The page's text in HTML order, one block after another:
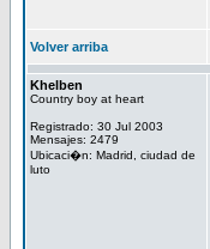
Volver arriba
Khelben
Country boy at heart
Registrado: 30 Jul 2003
Mensajes: 2479
Ubicaci�n: Madrid, ciudad de
luto